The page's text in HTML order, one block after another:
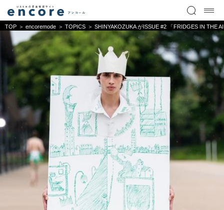
TOP encoremode TOPICS SHINYAKOZUKA がISSUE #2 「FRIDGES IN THE